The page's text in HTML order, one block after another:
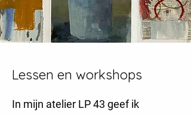
Lessen en workshops
In mijn atelier LP 43 geef ik